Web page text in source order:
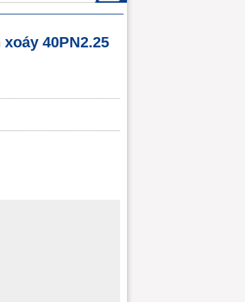
40PN2.25